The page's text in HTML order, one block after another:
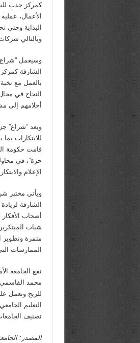
كمركز جذب
الأعمال،
البداية وحتى
وبالتالي
وسيعمل
الشارقة
بالعمل مع
النجاح في
أحلامهم إلى
ويعد “شراع”
للابتكارات
قامت حكومة
حرة”، في
الإعلام
ويأتي مختبر
الشارقة
أصحاب
شباب
مثمرة وتطوير
الممارسات
تقع الجامعة
محمد القاسمي
تصنيف
المصدر: